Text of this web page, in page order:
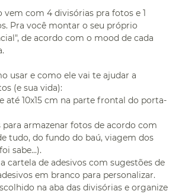
vem com 4 divisórias pra fotos e 1
Pra você montar o seu próprio
de acordo com o mood de cada
usar e como ele vai te ajudar a
(e sua vida):
até 10x15 cm na parte frontal do porta-
para armazenar fotos de acordo com
tudo, do fundo do baú, viagem dos
sabe...).
cartela de adesivos com sugestões de
em branco para personalizar.
na aba das divisórias e organize